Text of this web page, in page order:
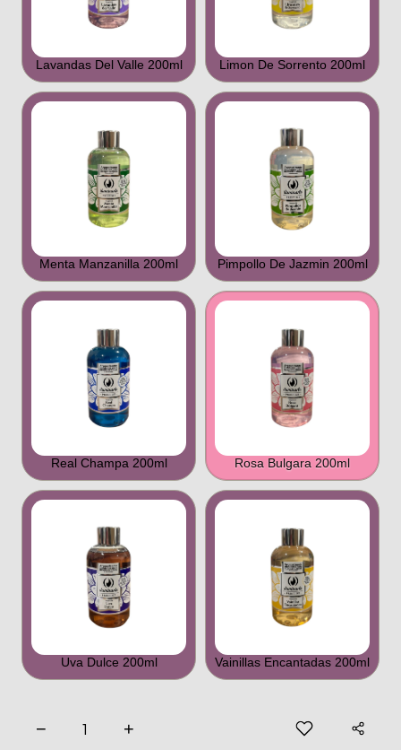
Lavandas Del Valle 200ml Limon De Sorrento 200ml
Menta Manzanilla 200ml Pimpollo De Jazmin 200ml
Real Champa 200ml Rosa Bulgara 200ml
Uva Dulce 200ml Vainillas Encantadas 200ml
− +